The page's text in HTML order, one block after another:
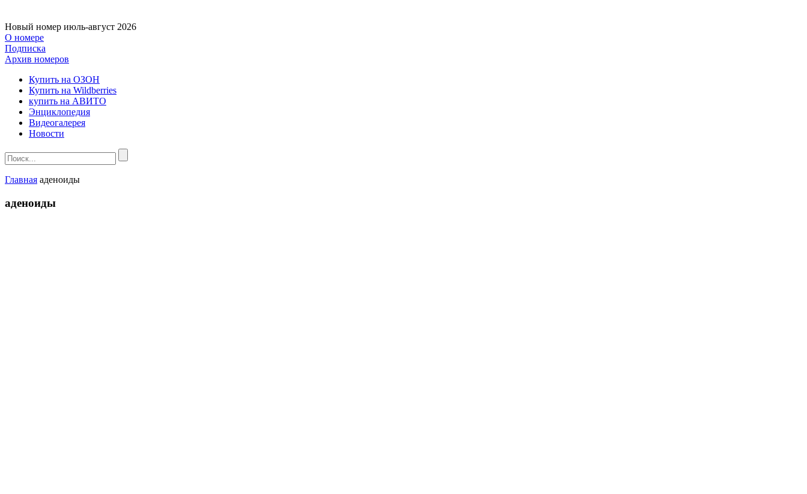
Новый номер июль-август 2026
О номере
Подписка
Архив номеров
Купить на ОЗОН
Купить на Wildberries
купить на АВИТО
Энциклопедия
Видеогалерея
Новости
Главная аденоиды
аденоиды